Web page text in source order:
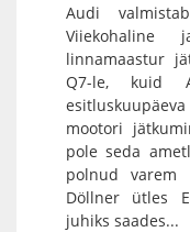
Audi
Viiekohaline
linnamaastur
Q7-le, kuid
mootori
pole seda
polnud varem
Döllner ütles
juhiks saades...